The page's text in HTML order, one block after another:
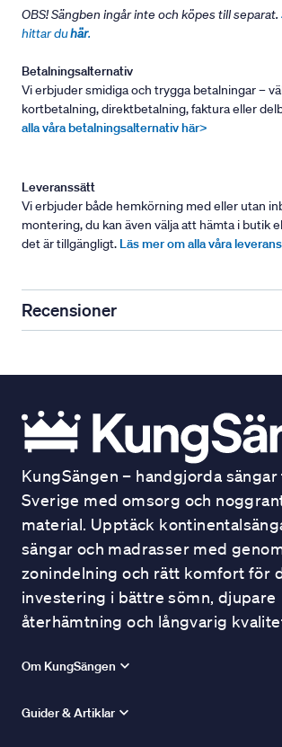
OBS! Sängben ingår inte och köpes till separat.
hittar duhär.
Betalningsalternativ
Vi erbjuder smidiga och trygga betalningar –
kortbetalning, direktbetalning, faktura eller
alla våra betalningsalternativ här>
Leveranssätt
Vi erbjuder både hemkörning med eller utan
montering, du kan även välja att hämta i butik
det är tillgängligt. Läs mer om alla våra
Recensioner
KungSängen – handgjorda
Sverige med omsorg och
material. Upptäck
sängar och madrasser med
zonindelning och rätt komfort för
investering i bättre sömn, djupare
återhämtning och långvarig
Om KungSängen
Guider & Artiklar